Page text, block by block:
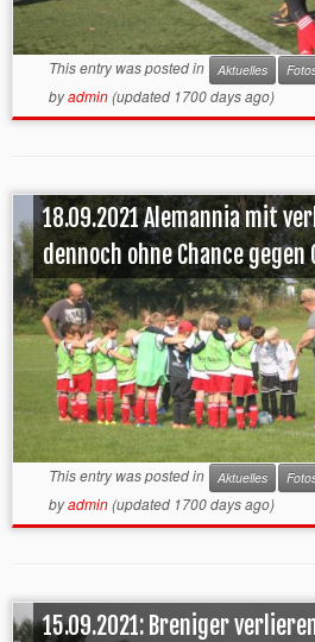
This entry was posted in Aktuelles
byadmin(updated 1700 days ago)
18.09.2021 Alemannia mit
dennoch ohne Chance gegen
This entry was posted in Aktuelles
byadmin(updated 1700 days ago)
15.09.2021: Breniger